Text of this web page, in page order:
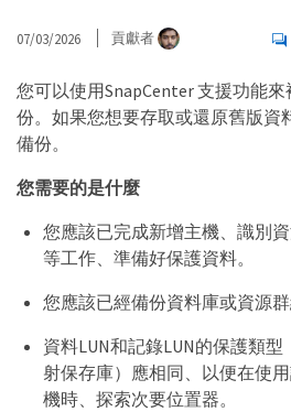
07/03/2026 貢獻者
您可以使用SnapCenter 支援功能來
份。如果您想要存取或還原舊版資
備份。
您需要的是什麼
您應該已完成新增主機、識別
等工作、準備好保護資料。
您應該已經備份資料庫或資源群
資料LUN和記錄LUN的保護類
射保存庫）應相同、以便在使
機時、探索次要位置器。